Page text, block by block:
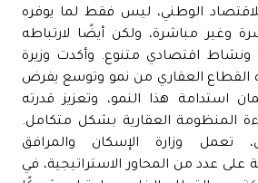
الوطني، ليس فقط لما يوفره
مباشرة، ولكن أيضًا لارتباطه
100 صناعة ونشاط اقتصادي متنوع. وأكدت وزيرة
القطاع العقاري من نمو وتوسع يفرض
استدامة هذا النمو، وتعزيز قدرته
المنظومة العقارية بشكل متكامل.
تعمل وزارة الإسكان والمرافق
على عدد من المحاور الاستراتيجية، في